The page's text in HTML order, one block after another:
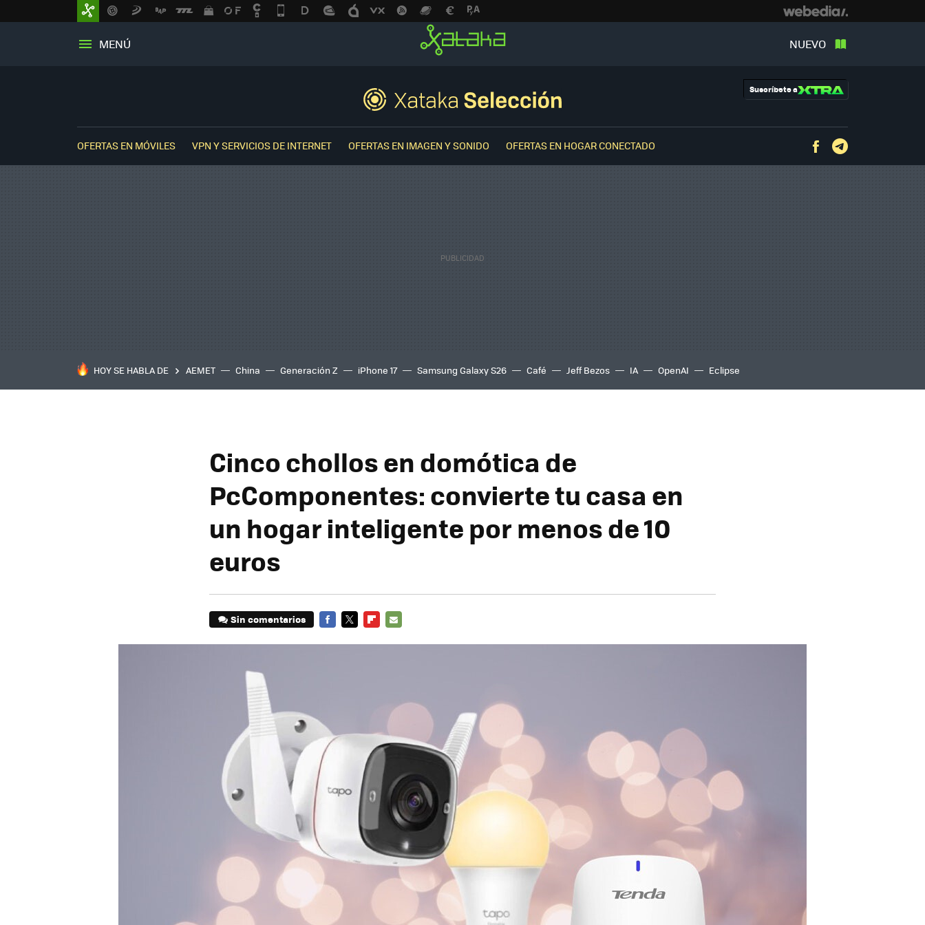
MENÚ NUEVO
Suscríbete a
OFERTAS EN MÓVILES VPN Y SERVICIOS DE INTERNET OFERTAS EN IMAGEN Y SONIDO OFERTAS EN HOGAR CONECTADO Facebook
HOY SE HABLA DE AEMET China Generación Z iPhone 17 Samsung Galaxy S26 Café Jeff Bezos IA OpenAI Eclipse
Cinco chollos en domótica de
PcComponentes: convierte tu casa en
un hogar inteligente por menos de 10
euros
Sin comentarios